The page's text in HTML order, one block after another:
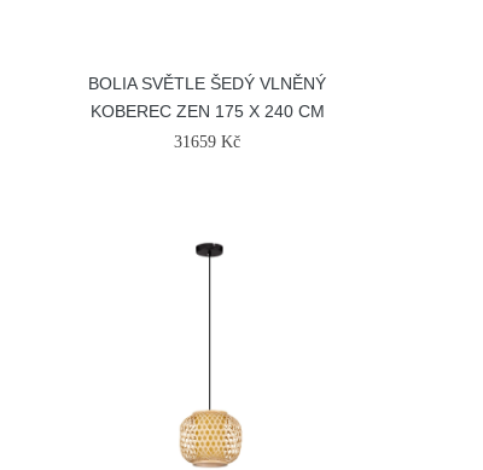
BOLIA SVĚTLE ŠEDÝ VLNĚNÝ
KOBEREC ZEN 175 X 240 CM
31659 Kč